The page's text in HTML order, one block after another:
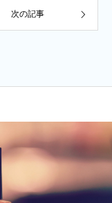
次の記事